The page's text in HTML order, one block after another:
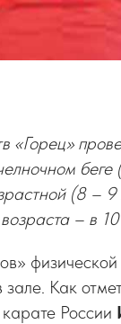
«Горец»
беге
(8 – 9
– в
Как
России